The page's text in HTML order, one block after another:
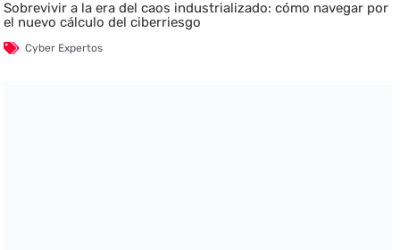
Sobrevivir a la era del caos industrializado: cómo navegar por
el nuevo cálculo del ciberriesgo
Cyber Expertos